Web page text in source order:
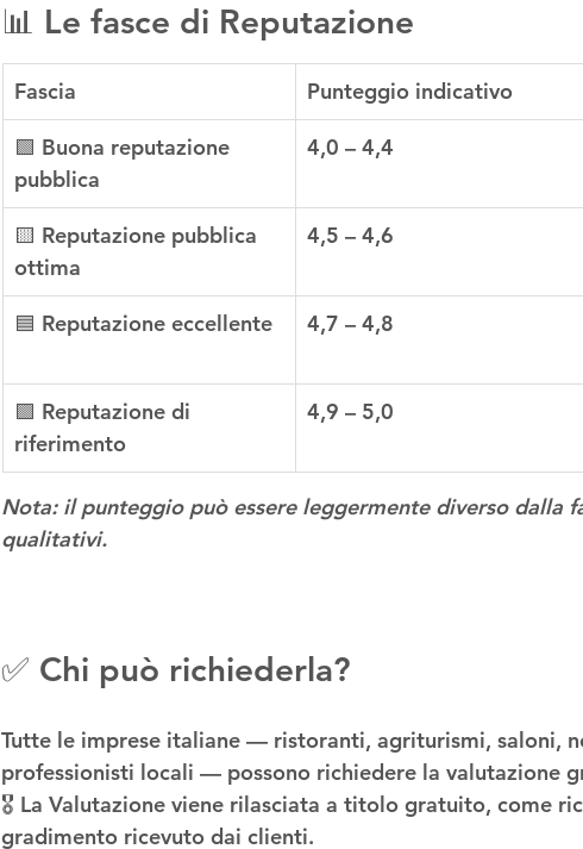
📊 Le fasce di Reputazione
Fascia Punteggio indicativo
🟩 Buona reputazione
pubblica
4,0 – 4,4
🟨 Reputazione pubblica
ottima
4,5 – 4,6
🟦 Reputazione eccellente 4,7 – 4,8
🟪 Reputazione di
riferimento
4,9 – 5,0
Nota: il punteggio può essere leggermente diverso dalla
qualitativi.
✅ Chi può richiederla?
Tutte le imprese italiane — ristoranti, agriturismi, saloni,
professionisti locali — possono richiedere la valutazione
🎖️ La Valutazione viene rilasciata a titolo gratuito, come
gradimento ricevuto dai clienti.